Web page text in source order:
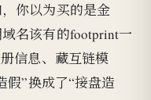
你以为买的是金
名该有的footprint一
信息、藏互链模
假”换成了“接盘造